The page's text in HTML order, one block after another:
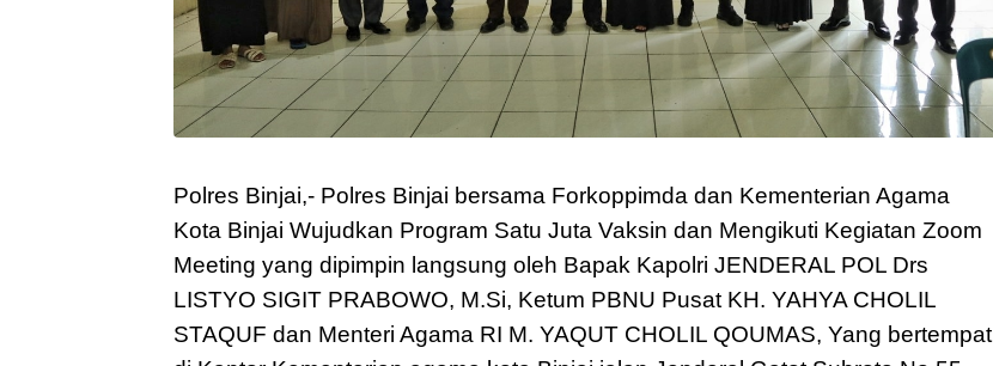
Polres Binjai,- Polres Binjai bersama Forkoppimda dan Kementerian Agama
Kota Binjai Wujudkan Program Satu Juta Vaksin dan Mengikuti Kegiatan Zoom
Meeting yang dipimpin langsung oleh Bapak Kapolri JENDERAL POL Drs
LISTYO SIGIT PRABOWO, M.Si, Ketum PBNU Pusat KH. YAHYA CHOLIL
STAQUF dan Menteri Agama RI M. YAQUT CHOLIL QOUMAS, Yang bertempat